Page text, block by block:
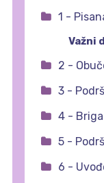
1 -
Važni
2 -
3 -
4 -
5 -
6 -